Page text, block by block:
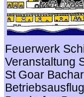
Feuerwerk
Veranstaltung
St Goar